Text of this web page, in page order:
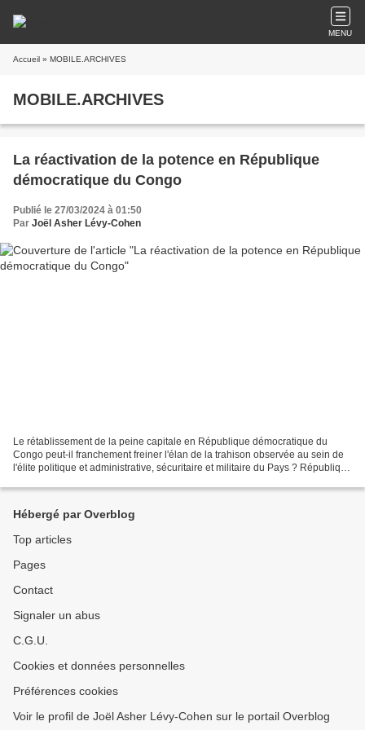
MENU
Accueil » MOBILE.ARCHIVES
MOBILE.ARCHIVES
La réactivation de la potence en République
démocratique du Congo
Publié le 27/03/2024 à 01:50
Par Joël Asher Lévy-Cohen
Le rétablissement de la peine capitale en République démocratique du
Congo peut-il franchement freiner l'élan de la trahison observée au sein de
l'élite politique et administrative, sécuritaire et militaire du Pays ? République
Hébergé par Overblog
Top articles
Pages
Contact
Signaler un abus
C.G.U.
Cookies et données personnelles
Préférences cookies
Voir le profil de Joël Asher Lévy-Cohen sur le portail Overblog